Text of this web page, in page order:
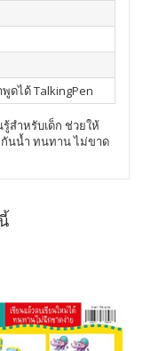
ดได้ TalkingPen
สำหรับเด็ก ช่วยให้
กันน้ำ ทนทาน ไม่ขาด